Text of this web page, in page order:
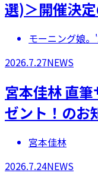
選)＞開催決
モーニング娘
2026.7.27NEWS
宮本佳林 直
ゼント！のお
宮本佳林
2026.7.24NEWS